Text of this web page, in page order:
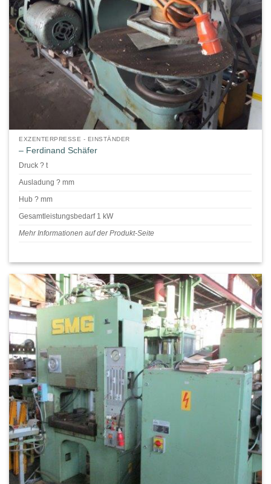
EXZENTERPRESSE - EINSTÄNDER
– Ferdinand Schäfer
Druck ? t
Ausladung ? mm
Hub ? mm
Gesamtleistungsbedarf 1 kW
Mehr Informationen auf der Produkt-Seite